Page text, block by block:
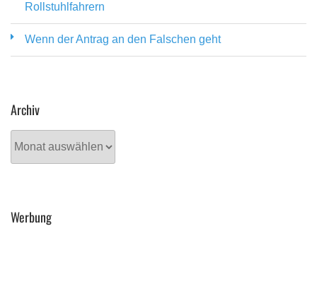
Rollstuhlfahrern
Wenn der Antrag an den Falschen geht
Archiv
Werbung